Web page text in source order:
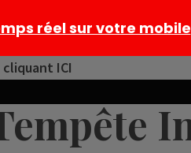
cliquant ICI
réel sur votre mobile